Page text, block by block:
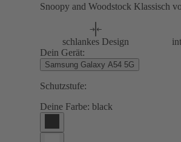
Snoopy and Woodstock Klassisch
schlankes Design
Dein Gerät:
Samsung Galaxy A54 5G
Schutzstufe:
Deine Farbe: black